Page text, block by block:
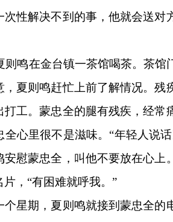
次性解决不到的事，他就会送对
则鸣在金台镇一茶馆喝茶。茶馆
，夏则鸣赶忙上前了解情况。残
打工。蒙忠全的腿有残疾，经常
全心里很不是滋味。“年轻人说
安慰蒙忠全，叫他不要放在心上
，“有困难就呼我。”
期，夏则鸣就接到蒙忠全的